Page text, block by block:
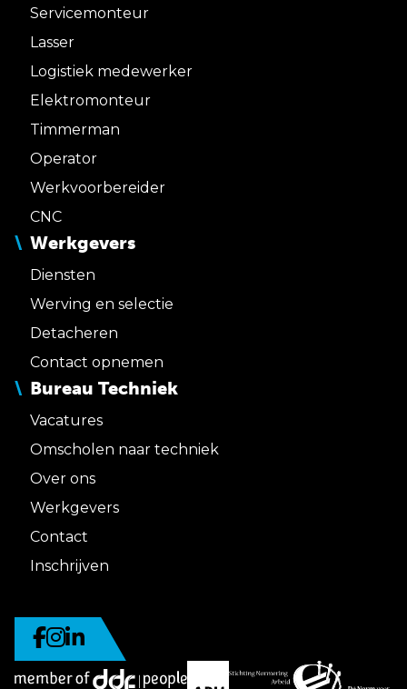
Servicemonteur
Lasser
Logistiek medewerker
Elektromonteur
Timmerman
Operator
Werkvoorbereider
CNC
Werkgevers
Diensten
Werving en selectie
Detacheren
Contact opnemen
Bureau Techniek
Vacatures
Omscholen naar techniek
Over ons
Werkgevers
Contact
Inschrijven